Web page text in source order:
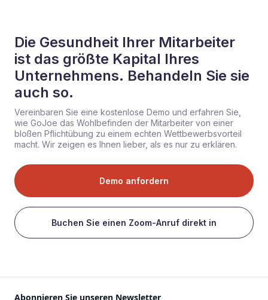
Die Gesundheit Ihrer Mitarbeiter
ist das größte Kapital Ihres
Unternehmens. Behandeln Sie sie
auch so.
Vereinbaren Sie eine kostenlose Demo und erfahren Sie,
wie GoJoe das Wohlbefinden der Mitarbeiter von einer
bloßen Pflichtübung zu einem echten Wettbewerbsvorteil
macht. Wir zeigen es Ihnen lieber, als es nur zu erklären.
Demo anfordern
Buchen Sie einen Zoom-Anruf direkt in
Abonnieren Sie unseren Newsletter